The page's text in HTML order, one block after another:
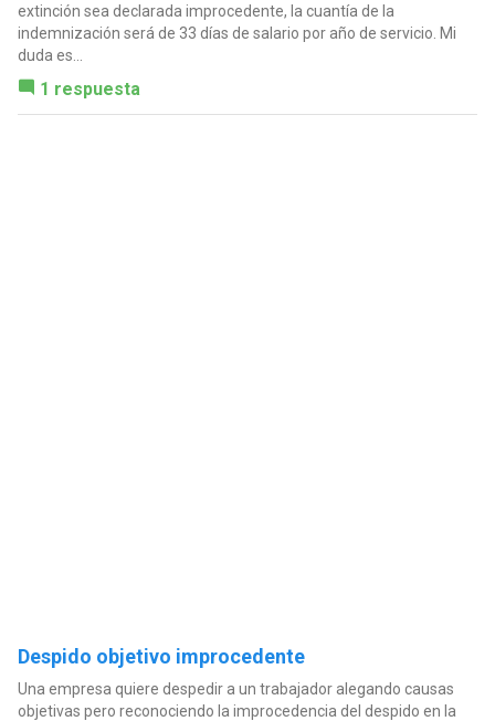
extinción sea declarada improcedente, la cuantía de la
indemnización será de 33 días de salario por año de servicio. Mi
duda es...
1 respuesta
Despido objetivo improcedente
Una empresa quiere despedir a un trabajador alegando causas
objetivas pero reconociendo la improcedencia del despido en la